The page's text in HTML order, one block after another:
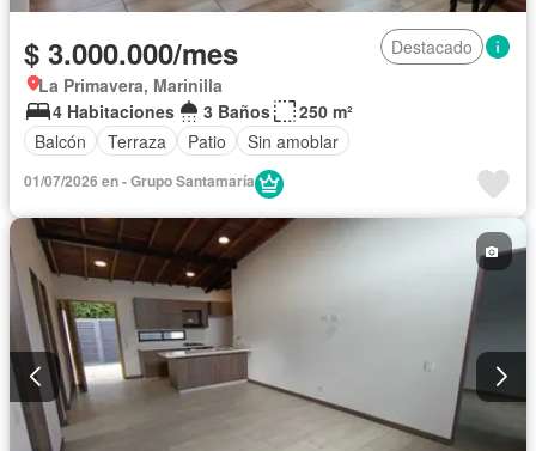
$ 3.000.000/mes
Destacado
La Primavera, Marinilla
4 Habitaciones
3 Baños
250 m²
Balcón
Terraza Patio Sin amoblar
01/07/2026 en - Grupo Santamaría